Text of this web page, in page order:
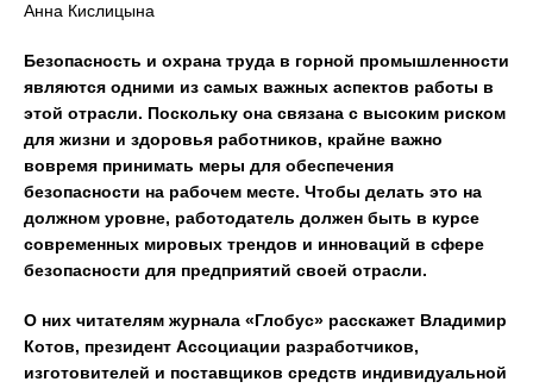
Анна Кислицына
Безопасность и охрана труда в горной промышленности
являются одними из самых важных аспектов работы в
этой отрасли. Поскольку она связана с высоким риском
для жизни и здоровья работников, крайне важно
вовремя принимать меры для обеспечения
безопасности на рабочем месте. Чтобы делать это на
должном уровне, работодатель должен быть в курсе
современных мировых трендов и инноваций в сфере
безопасности для предприятий своей отрасли.
О них читателям журнала «Глобус» расскажет Владимир
Котов, президент Ассоциации разработчиков,
изготовителей и поставщиков средств индивидуальной